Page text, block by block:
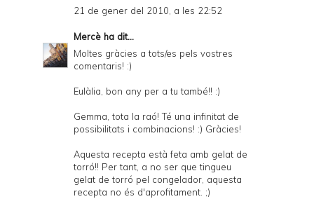
21 de gener del 2010, a les 22:52
Mercè ha dit...
Moltes gràcies a tots/es pels vostres
comentaris! :)
Eulàlia, bon any per a tu també!! :)
Gemma, tota la raó! Té una infinitat de
possibilitats i combinacions! :) Gràcies!
Aquesta recepta està feta amb gelat de
torró!! Per tant, a no ser que tingueu
gelat de torró pel congelador, aquesta
recepta no és d'aprofitament. ;)